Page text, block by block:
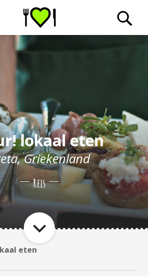
lokaal eten
Griekenland
Reis
eten